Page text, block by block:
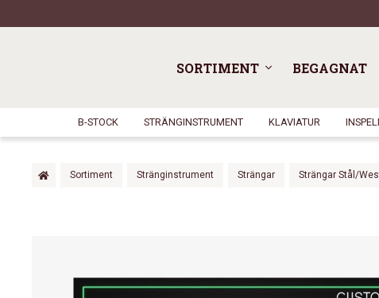
SORTIMENT BEGAGNAT
B-STOCK STRÄNGINSTRUMENT KLAVIATUR
Sortiment Stränginstrument Strängar Strängar Stål/